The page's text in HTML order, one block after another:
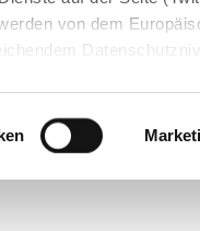
von dem
mit Ihrem Wissen